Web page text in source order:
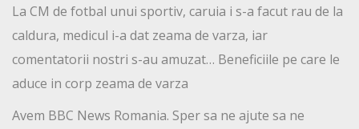
La CM de fotbal unui sportiv, caruia i s-a facut rau de la
caldura, medicul i-a dat zeama de varza, iar
comentatorii nostri s-au amuzat… Beneficiile pe care le
aduce in corp zeama de varza
Avem BBC News Romania. Sper sa ne ajute sa ne